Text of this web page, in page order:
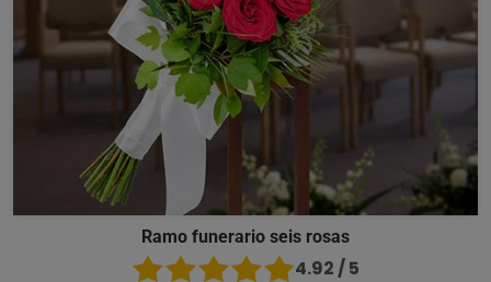
Ramo funerario seis rosas
4.92 / 5